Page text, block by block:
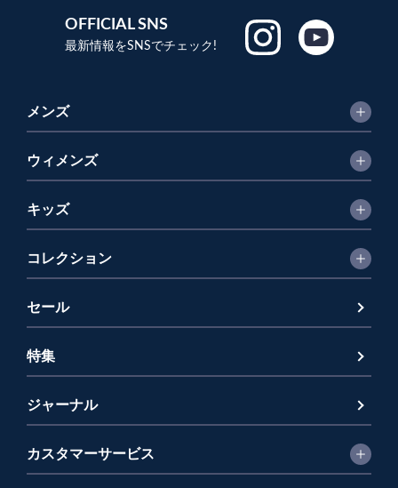
OFFICIAL SNS
最新情報をSNSでチェック!
メンズ
ウィメンズ
キッズ
コレクション
セール
特集
ジャーナル
カスタマーサービス